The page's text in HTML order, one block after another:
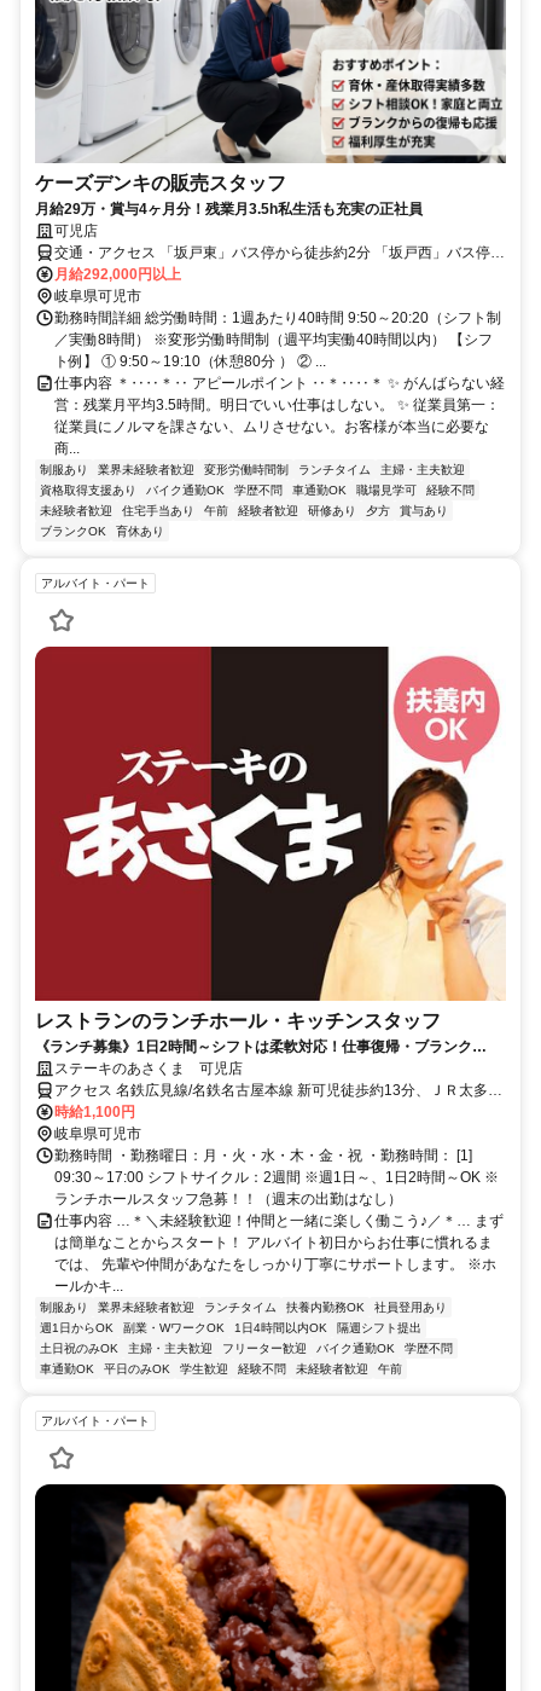
ケーズデンキの販売スタッフ
月給29万・賞与4ヶ月分！残業月3.5h私生活も充実の正社員
可児店
交通・アクセス 「坂戸東」バス停から徒歩約2分 「坂戸西」バス停か
ら徒歩約5分
月給292,000円以上
岐阜県可児市
勤務時間詳細 総労働時間：1週あたり40時間 9:50～20:20（シフト制
／実働8時間） ※変形労働時間制（週平均実働40時間以内） 【シフ
ト例】 ① 9:50～19:10（休憩80分 ） ② ...
仕事内容 ＊‥‥＊‥ アピールポイント ‥＊‥‥＊ ✨ がんばらない経
営：残業月平均3.5時間。明日でいい仕事はしない。 ✨ 従業員第一：
従業員にノルマを課さない、ムリさせない。お客様が本当に必要な
商...
制服あり 業界未経験者歓迎 変形労働時間制 ランチタイム
主婦・主夫歓迎
資格取得支援あり
バイク通勤OK 学歴不問 車通勤OK 職場見学可
経験不問
未経験者歓迎
住宅手当あり 午前 経験者歓迎 研修あり 夕方
賞与あり
ブランクOK
育休あり
アルバイト・パート
レストランのランチホール・キッチンスタッフ
《ランチ募集》1日2時間～シフトは柔軟対応！仕事復帰・ブランク
OK！お子さんやご家庭両立の働き方を応援♪
ステーキのあさくま 可児店
アクセス 名鉄広見線/名鉄名古屋本線 新可児徒歩約13分、ＪＲ太多線
可児徒歩約13分、名鉄広見線/名鉄名古屋本線 日本ライン今渡犬山・
名古屋方面出入口徒歩約20分 可児駅より徒歩12分、新可児駅より徒
歩12分
時給1,100円
岐阜県可児市
勤務時間 ・勤務曜日：月・火・水・木・金・祝 ・勤務時間： [1]
09:30～17:00 シフトサイクル：2週間 ※週1日～、1日2時間～OK ※
ランチホールスタッフ急募！！（週末の出勤はなし）
仕事内容 …＊＼未経験歓迎！仲間と一緒に楽しく働こう♪／＊… まず
は簡単なことからスタート！ アルバイト初日からお仕事に慣れるま
では、 先輩や仲間があなたをしっかり丁寧にサポートします。 ※ホ
ールかキ...
制服あり 業界未経験者歓迎 ランチタイム 扶養内勤務OK
社員登用あり
週1日からOK
副業・WワークOK 1日4時間以内OK
隔週シフト提出
土日祝のみOK
主婦・主夫歓迎 フリーター歓迎 バイク通勤OK
学歴不問
車通勤OK
平日のみOK 学生歓迎 経験不問 未経験者歓迎 午前
アルバイト・パート